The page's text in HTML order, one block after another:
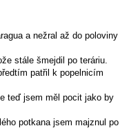
a nežral až do poloviny
stále šmejdil po teráriu.
patřil k popelnicím
teď jsem měl pocit jako by
potkana jsem majznul po